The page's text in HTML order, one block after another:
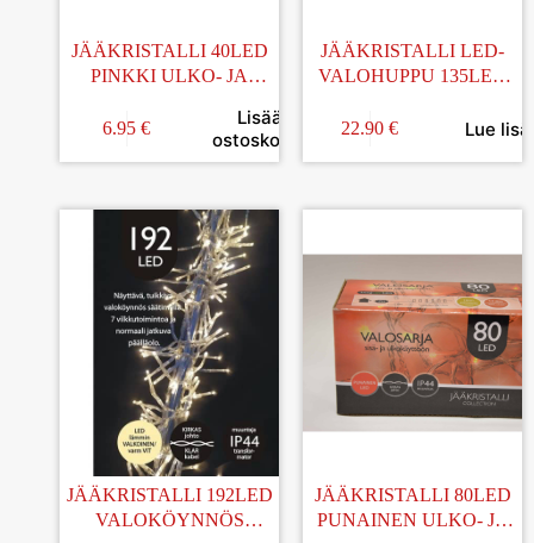
JÄÄKRISTALLI 40LED
PINKKI ULKO- JA
6.95 €
Lisää
ostoskoriin
JÄÄKRISTALLI LED-
VALOHUPPU 135LED
IP44
22.90 € Lue
JÄÄKRISTALLI 192LED
VALOKÖYNNÖS
JÄÄKRISTALLI 80LED
PUNAINEN ULKO- JA